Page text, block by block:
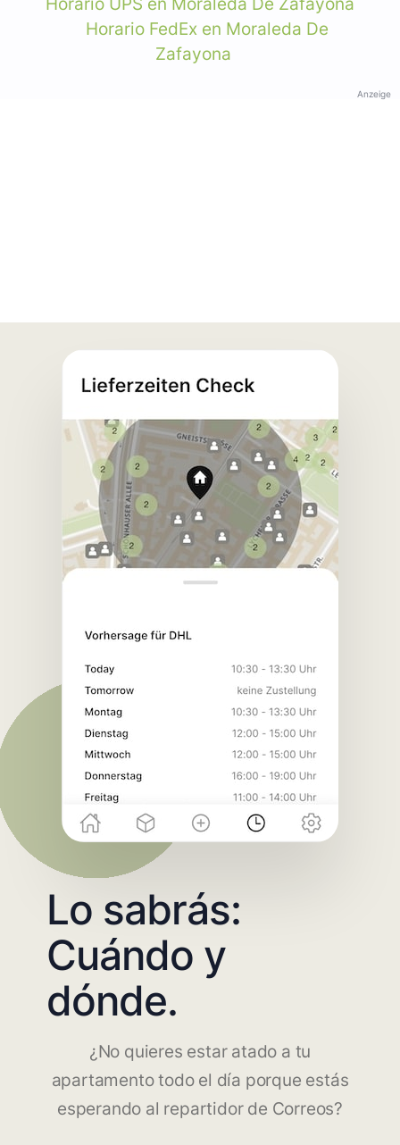
Horario FedEx en Moraleda De
Zafayona
Anzeige
Lo sabrás:
Cuándo y
dónde.
¿No quieres estar atado a tu
apartamento todo el día porque estás
esperando al repartidor de Correos?